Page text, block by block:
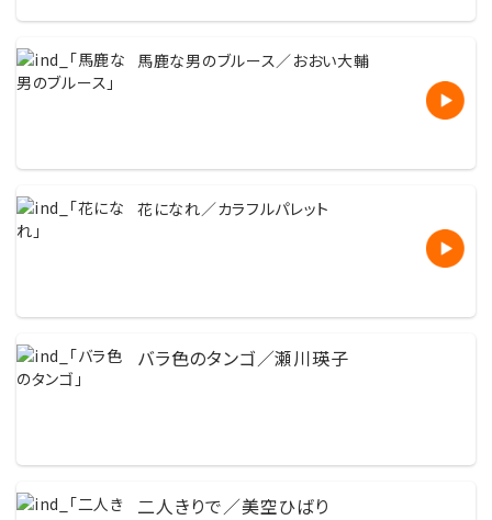
馬鹿な男のブルース／おおい大輔
花になれ／カラフルパレット
バラ色のタンゴ／瀬川瑛子
二人きりで／美空ひばり